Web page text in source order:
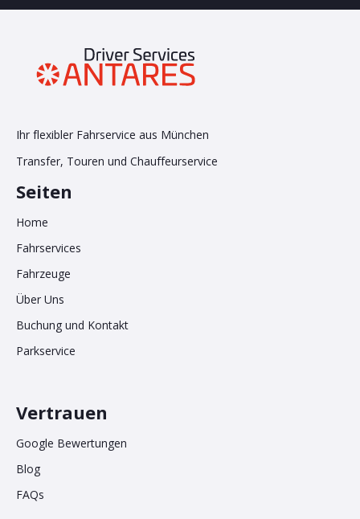
Ihr flexibler Fahrservice aus München
Transfer, Touren und Chauffeurservice
Seiten
Home
Fahrservices
Fahrzeuge
Über Uns
Buchung und Kontakt
Parkservice
Vertrauen
Google Bewertungen
Blog
FAQs